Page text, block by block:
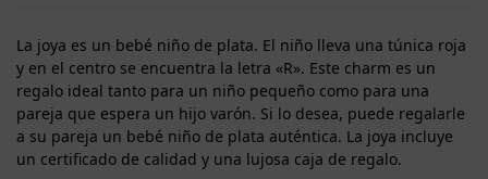
La joya es un bebé niño de plata. El niño lleva una túnica roja
y en el centro se encuentra la letra «R». Este charm es un
regalo ideal tanto para un niño pequeño como para una
pareja que espera un hijo varón. Si lo desea, puede regalarle
a su pareja un bebé niño de plata auténtica. La joya incluye
un certificado de calidad y una lujosa caja de regalo.